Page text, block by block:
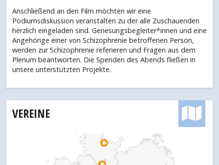
Anschließend an den Film möchten wir eine
Podiumsdiskussion veranstalten zu der alle Zuschauenden
herzlich eingeladen sind. Genesungsbegleiter*innen und eine
Angehörige einer von Schizophrenie betroffenen Person,
werden zur Schizophrenie referieren und Fragen aus dem
Plenum beantworten. Die Spenden des Abends fließen in
unsere unterstützten Projekte.
VEREINE